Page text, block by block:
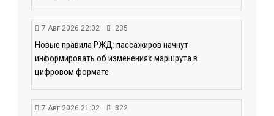
7 Авг 2026 22:02 235
Новые правила РЖД: пассажиров начнут
информировать об изменениях маршрута в
цифровом формате
7 Авг 2026 21:02 322